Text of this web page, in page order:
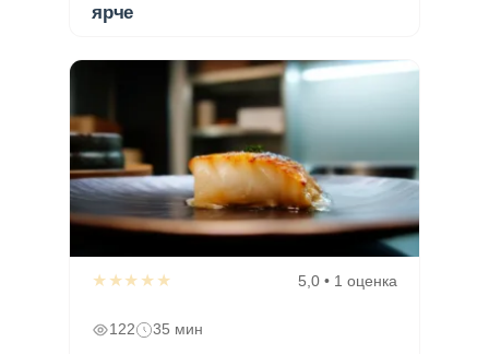
ярче
★★★★★ 5,0 • 1 оценка
122 35 мин